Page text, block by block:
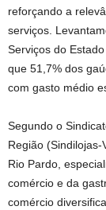
reforçando a
serviços.
Serviços do
que 51,7% dos
com gasto médio
Segundo o
Região
Rio Pardo,
comércio e da
comércio